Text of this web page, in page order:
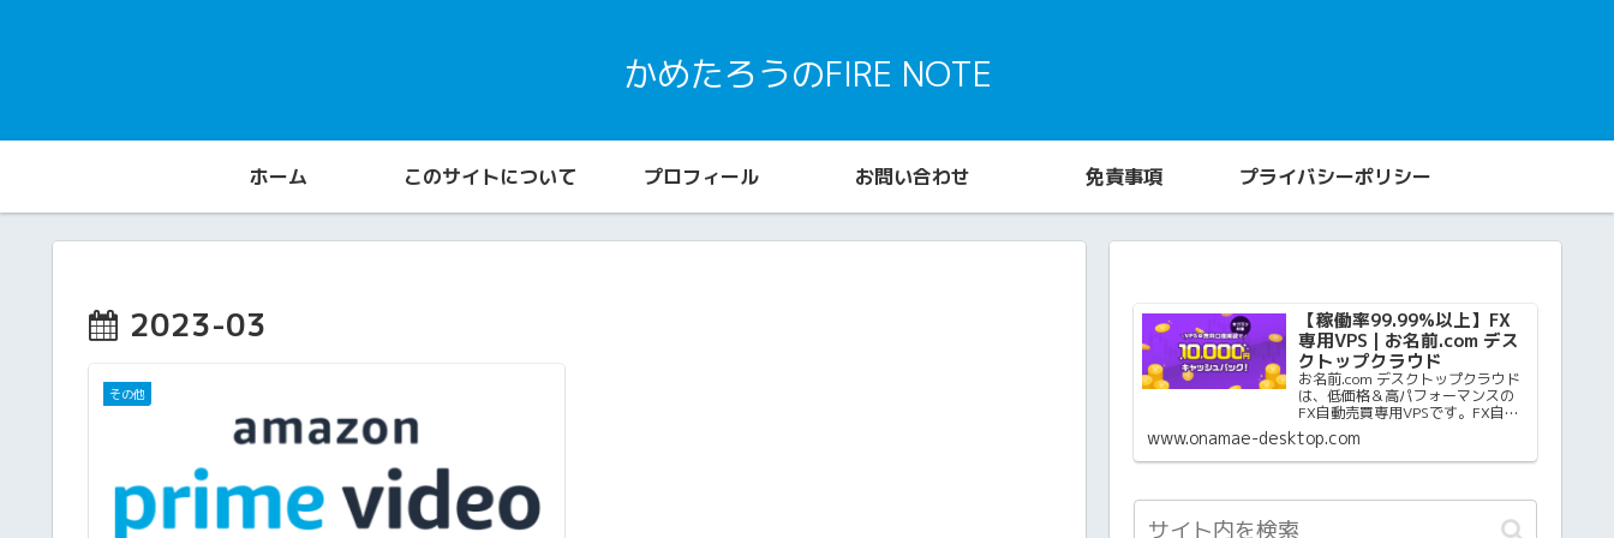
かめたろうのFIRE NOTE
ホーム このサイトについて プロフィール お問い合わせ 免責事項 プライバシーポリシー
2023-03
その他
【稼働率99.99%以上】FX
専用VPS | お名前.com デス
クトップクラウド
お名前.com デスクトップクラウド
は、低価格＆高パフォーマンスの
FX自動売買専用VPSです。FX自動
売買に必要な安定した環境と取引
スピードをご提供します。初心者
の方でも難しいサーバー設定は一
ートできます。初期...
www.onamae-desktop.com